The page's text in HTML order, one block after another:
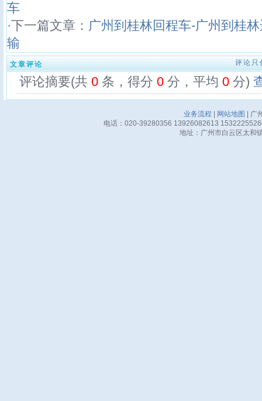
车
·下一篇文章： 广州到桂林回程车-广州到桂
输
文章评论 评论只
评论摘要(共 0 条，得分 0 分，平均 0 分)
业务流程 网站地图
| 广
电话：020-39280356 13926082613
地址：广州市白云区太和